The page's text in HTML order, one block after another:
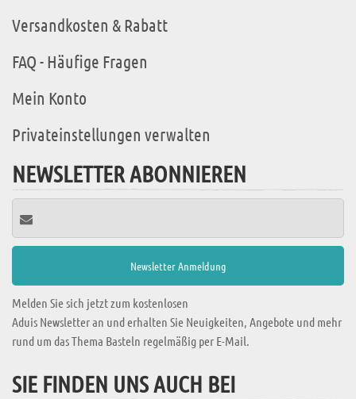
Versandkosten & Rabatt
FAQ - Häufige Fragen
Mein Konto
Privateinstellungen verwalten
NEWSLETTER ABONNIEREN
Melden Sie sich jetzt zum kostenlosen
Aduis Newsletter an und erhalten Sie Neuigkeiten, Angebote und mehr
rund um das Thema Basteln regelmäßig per E-Mail.
SIE FINDEN UNS AUCH BEI